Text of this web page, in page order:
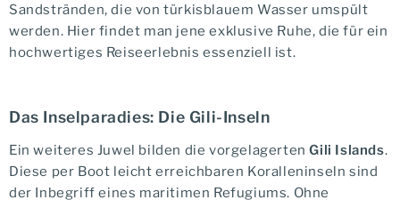
Sandstränden, die von türkisblauem Wasser umspült
werden. Hier findet man jene exklusive Ruhe, die für ein
hochwertiges Reiseerlebnis essenziell ist.
Das Inselparadies: Die Gili-Inseln
Ein weiteres Juwel bilden die vorgelagertenGili Islands.
Diese per Boot leicht erreichbaren Koralleninseln sind
der Inbegriff eines maritimen Refugiums. Ohne